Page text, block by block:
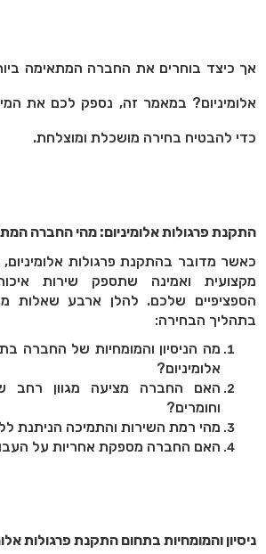
אך כיצד בוחרים את החברה המתאימה
אלומיניום? במאמר זה, נספק לכם את
כדי להבטיח בחירה מושכלת ומוצלחת.
התקנת פרגולות אלומיניום: מהי החברה
כאשר מדובר בהתקנת פרגולות
מקצועית ואמינה שתספק שירות
הספציפיים שלכם. להלן ארבע שאלות
בתהליך הבחירה:
מה הניסיון והמומחיות של החברה
אלומיניום?
האם החברה מציעה מגוון רחב של
וחומרים?
מהי רמת השירות והתמיכה הניתנת
האם החברה מספקת אחריות על
ניסיון והמומחיות בתחום התקנת פרגולות